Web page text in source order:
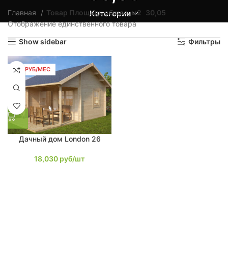
Категории
Главная Товар Площадь общая, м2 30,05
Отображение единственного товара
Show sidebar Фильтры
343 РУБ/МЕС
Дачный дом London 26
18,030 руб/шт